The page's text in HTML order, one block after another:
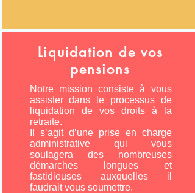
Liquidation de vos
pensions
Notre mission consiste à vous
assister dans le processus de
liquidation de vos droits à la
retraite.
Il s’agit d’une prise en charge
administrative qui vous
soulagera des nombreuses
démarches longues et
fastidieuses auxquelles il
faudrait vous soumettre.